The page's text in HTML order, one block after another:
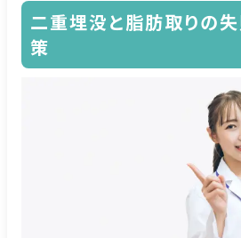
二重埋没と脂肪取りの
策